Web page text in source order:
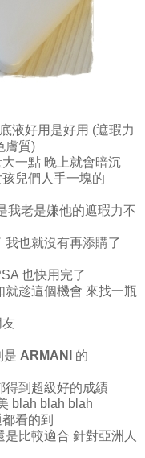
液好用是好用 (遮瑕力
膚質)
一點 晚上就會暗沉
兒們人手一塊的
我老是嫌他的遮瑕力不
我也就沒有再添購了
也快用完了
就趁這個機會 來找一瓶
是 ARMANI 的
得到超級好的成績
blah blah blah
看的到
比較適合 針對亞洲人